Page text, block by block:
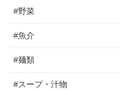
#野菜
#魚介
#麺類
#スープ・汁物